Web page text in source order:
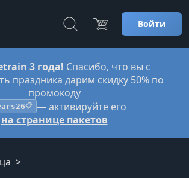
Войти
3 года! Спасибо, что вы с
праздника дарим скидку 50% по
промокоду
📋 — активируйте его
на странице пакетов